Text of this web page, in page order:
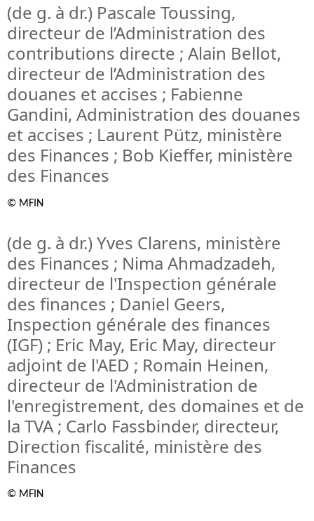
(de g. à dr.) Pascale Toussing,
directeur de l’Administration des
contributions directe ; Alain Bellot,
directeur de l’Administration des
douanes et accises ; Fabienne
Gandini, Administration des douanes
et accises ; Laurent Pütz, ministère
des Finances ; Bob Kieffer, ministère
des Finances
© MFIN
(de g. à dr.) Yves Clarens, ministère
des Finances ; Nima Ahmadzadeh,
directeur de l'Inspection générale
des finances ; Daniel Geers,
Inspection générale des finances
(IGF) ; Eric May, Eric May, directeur
adjoint de l'AED ; Romain Heinen,
directeur de l'Administration de
l'enregistrement, des domaines et de
la TVA ; Carlo Fassbinder, directeur,
Direction fiscalité, ministère des
Finances
© MFIN